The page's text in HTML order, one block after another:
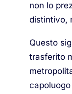
non lo
distintivo,
Questo
trasferito